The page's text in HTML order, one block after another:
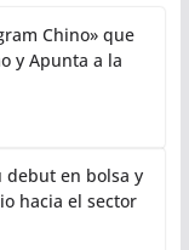
Chino» que
y Apunta a la
debut en bolsa y
hacia el sector